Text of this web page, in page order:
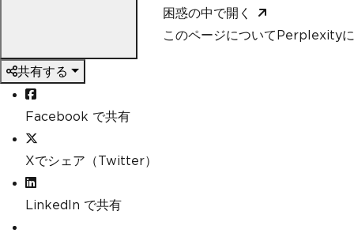
困惑の中で開く
このページについてPerplexity
共有する
Facebook で共有
Xでシェア（Twitter）
LinkedIn で共有